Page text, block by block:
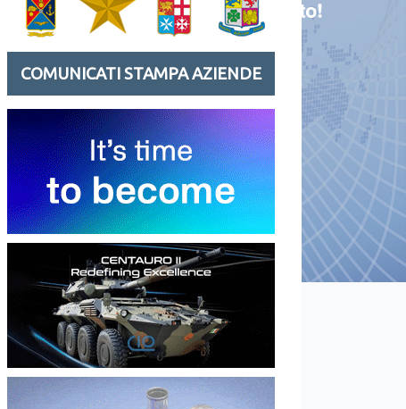
COMUNICATI STAMPA AZIENDE